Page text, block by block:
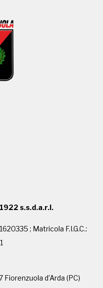
1922 s.s.d.a.r.l.
; Matricola F.I.G.C.:
d’Arda (PC)